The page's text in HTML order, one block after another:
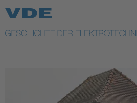
Top Themen
Weitere Themen